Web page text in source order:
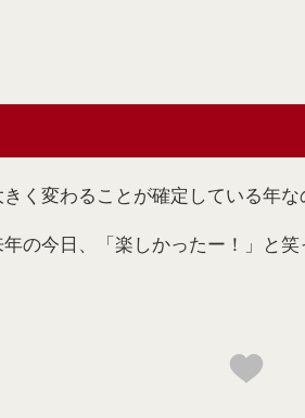
く変わることが確定している年
の今日、「楽しかったー！」と